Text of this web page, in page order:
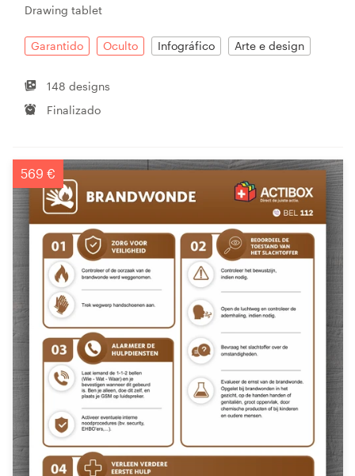
Drawing tablet
Garantido Oculto Infográfico Arte e design
148 designs
Finalizado
569 €